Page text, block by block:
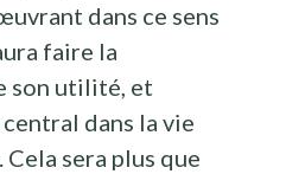
dans ce sens
faire la
son utilité, et
dans la vie
sera plus que